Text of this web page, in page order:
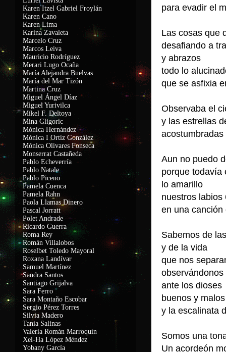
para evadir el
Las cosas que
desafiando a
y abrazos
todo lo
que se asfixia
Observaba el
y las estrellas
Aun no puedo
porque todavía
lo amarillo
nuestros
en una
Sabemos de
y de la vida
que nos
ante los
buenos y
y la escalinata
Somos una
Un acordeón
Karen Itzel Gabriel Froylán
Karen Cano
Karen Lima
Karina Zavaleta
Marcelo Cruz
Marcos Leiva
Mauricio Rodríguez
Merari Lugo Ocaña
María Alejandra Buelvas
María del Mar Tizón
Martina Cruz
Miguel Ángel Díaz
Miguel Yurivilca
Míkel F. Deltoya
Mina Gligoric
Mónica Hernández
Mónica I Ortiz González
Mónica Olivares Fonseca
Monserrat Castañeda
Pablo Echeverría
Pablo Natale
Pablo Piceno
Pamela Cuenca
Pamela Rahn
Paola Llamas Dinero
Pascal Jorratt
Polet Andrade
Ricardo Guerra
Roma Rey
Román Villalobos
Roselbet Toledo Mayoral
Roxana Landívar
Samuel Martínez
Sandra Santos
Santiago Grijalva
Sara Ferro
Sara Montaño Escobar
Sergio Pérez Torres
Silvia Madero
Tania Salinas
Valeria Román Marroquín
Xel-Ha López Méndez
Yobany García